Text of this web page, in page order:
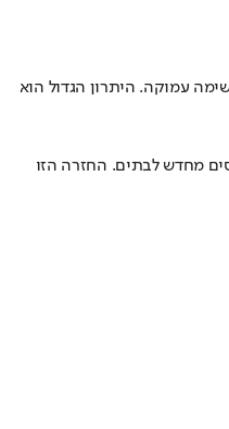
עמוקה. היתרון הגדול הוא
מחדש לבתים. החזרה הזו